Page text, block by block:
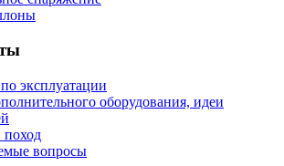
эксплуатации
оборудования, идеи
поход
вопросы